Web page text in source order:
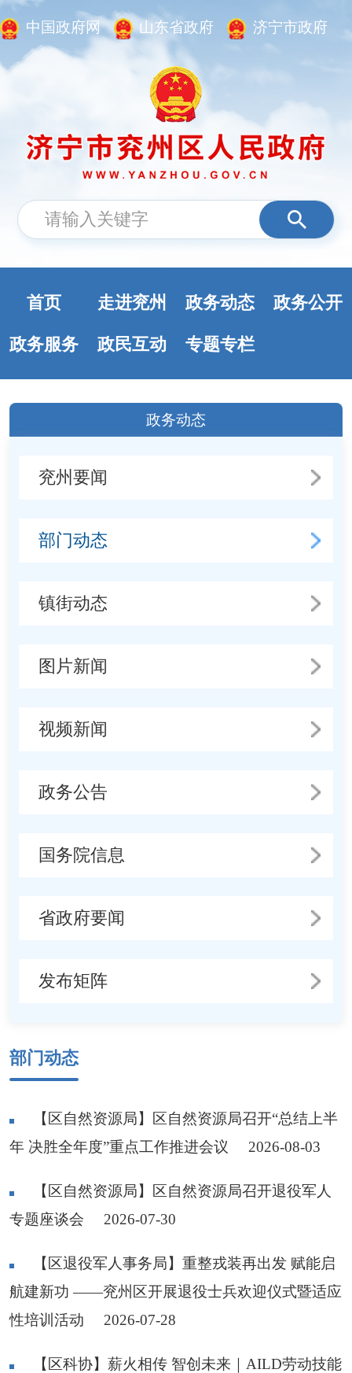
中国政府网 山东省政府 济宁市政府
首页 走进兖州 政务动态 政务公开
政务服务 政民互动 专题专栏
政务动态
兖州要闻
部门动态
镇街动态
图片新闻
视频新闻
政务公告
国务院信息
省政府要闻
发布矩阵
部门动态
【区自然资源局】区自然资源局召开“总结上半
年 决胜全年度”重点工作推进会议
2026-08-03
【区自然资源局】区自然资源局召开退役军人
专题座谈会
2026-07-30
【区退役军人事务局】重整戎装再出发 赋能启
航建新功 ——兖州区开展退役士兵欢迎仪式暨适应
性培训活动
2026-07-28
【区科协】薪火相传 智创未来｜AILD劳动技能